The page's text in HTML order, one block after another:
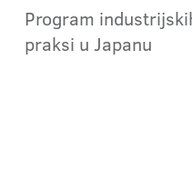
Program
praksi u Japanu